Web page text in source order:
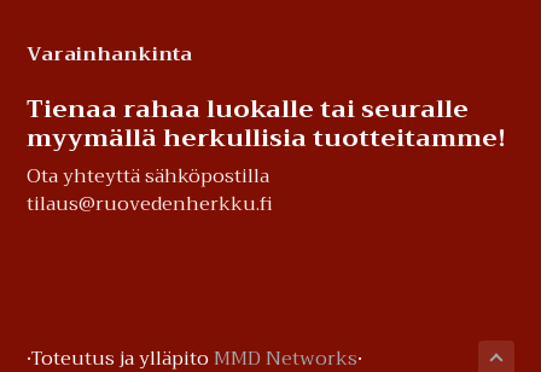
Varainhankinta
Tienaa rahaa luokalle tai seuralle
myymällä herkullisia tuotteitamme!
Ota yhteyttä sähköpostilla
tilaus@ruovedenherkku.fi
·Toteutus ja ylläpitoMMD Networks·